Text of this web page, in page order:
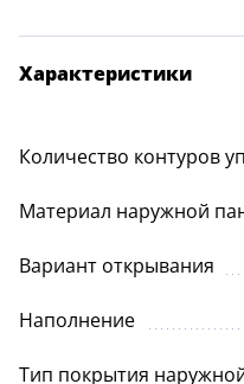
Характеристики
Количество контуров
Материал наружной
Вариант открывания
Наполнение
Тип покрытия